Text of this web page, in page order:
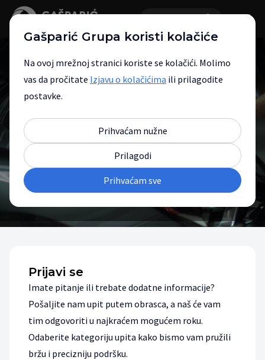
Prijava na servis
Prijavi se
Imate pitanje ili trebate dodatne informacije?
Pošaljite nam upit putem obrasca, a naš će vam
tim odgovoriti u najkraćem mogućem roku.
Odaberite kategoriju upita kako bismo vam pružili
bržu i precizniju podršku.
Gašparić Grupa koristi kolačiće
Na ovoj mrežnoj stranici koriste se kolačići. Molimo
vas da pročitate Izjavu o kolačićima ili prilagodite
postavke.
Prihvaćam nužne
Prilagodi
Prihvaćam sve